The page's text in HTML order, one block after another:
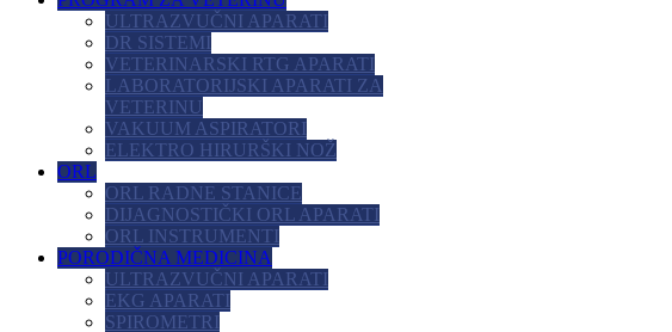
ULTRAZVUČNI APARATI
DR SISTEMI
VETERINARSKI RTG APARATI
LABORATORIJSKI APARATI ZA
VETERINU
VAKUUM ASPIRATORI
ELEKTRO HIRURŠKI NOŽ
ORL
ORL RADNE STANICE
DIJAGNOSTIČKI ORL APARATI
ORL INSTRUMENTI
PORODIČNA MEDICINA
ULTRAZVUČNI APARATI
EKG APARATI
SPIROMETRI